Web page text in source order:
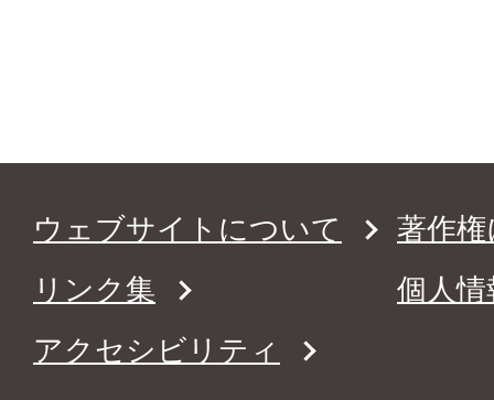
ウェブサイトについて
著作
リンク集
個人
アクセシビリティ